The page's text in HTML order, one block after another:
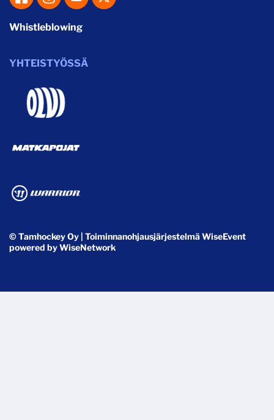
Whistleblowing
YHTEISTYÖSSÄ
© Tamhockey Oy | ToiminnanohjausjärjestelmäWiseEvent
powered byWiseNetwork